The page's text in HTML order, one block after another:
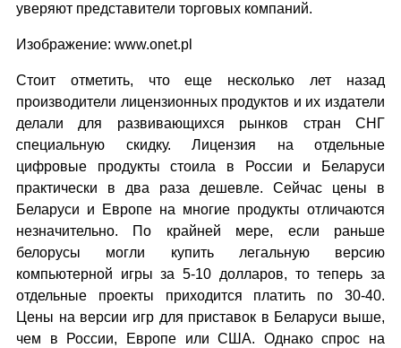
уверяют представители торговых компаний.
Изображение: www.onet.pl
Стоит отметить, что еще несколько лет назад
производители лицензионных продуктов и их издатели
делали для развивающихся рынков стран СНГ
специальную скидку. Лицензия на отдельные
цифровые продукты стоила в России и Беларуси
практически в два раза дешевле. Сейчас цены в
Беларуси и Европе на многие продукты отличаются
незначительно. По крайней мере, если раньше
белорусы могли купить легальную версию
компьютерной игры за 5-10 долларов, то теперь за
отдельные проекты приходится платить по 30-40.
Цены на версии игр для приставок в Беларуси выше,
чем в России, Европе или США. Однако спрос на